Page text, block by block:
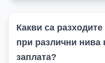
Какви са
при различни нива
заплата?